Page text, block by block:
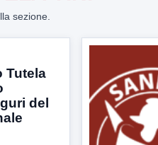
sezione.
Tutela
del